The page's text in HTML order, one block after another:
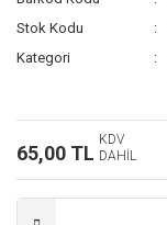
Stok Kodu
Kategori
65,00 TL
KDV
DAHİL